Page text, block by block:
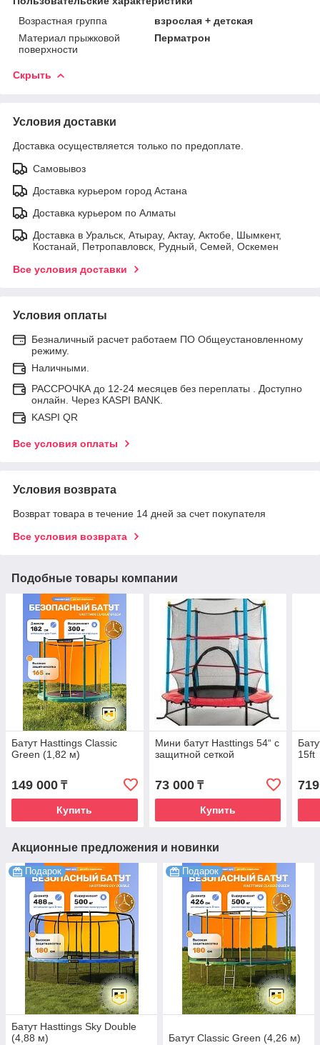
Возрастная группа
взрослая + детская
Материал прыжковой
поверхности
Перматрон
Скрыть
Условия доставки
Доставка осуществляется только по предоплате.
Самовывоз
Доставка курьером город Астана
Доставка курьером по Алматы
Доставка в Уральск, Атырау, Актау, Актобе, Шымкент,
Костанай, Петропавловск, Рудный, Семей, Оскемен
Все условия доставки
Условия оплаты
Безналичный расчет работаем ПО Общеустановленному
режиму.
Наличными.
РАССРОЧКА до 12-24 месяцев без переплаты . Доступно
онлайн. Через KASPI BANK.
KASPI QR
Все условия оплаты
Условия возврата
Возврат товара в течение 14 дней за счет покупателя
Все условия возврата
Подобные товары компании
Батут Hasttings Classic
Green (1,82 м)
149 000 ₸
Купить
Мини батут Hasttings 54“ с
защитной сеткой
73 000₸
Купить
15ft
Акционные предложения и новинки
Подарок
Батут Hasttings Sky Double
(4,88 м)
Подарок
Батут Classic Green (4,26 м)